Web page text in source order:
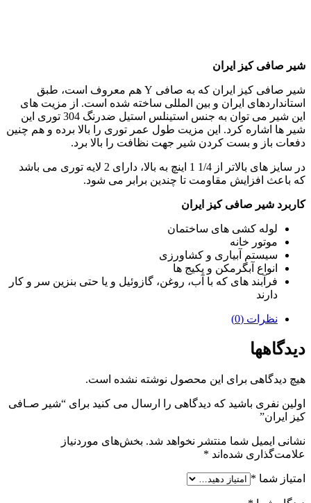
شیر صافی کیز ایران
شیر صافی کیز ایران که به صافی Y هم معروف است، طبق
استانداردهای ایران و بین المللی ساخته شده است. از مزیت های
این شیر می توان به جنس استینلس استیل ضدرنگ 304 توری این
شیر ها اشاره کرد. این مزیت طول عمر توری را بالا برده و هم چنین
دفعات باز و بست کردن شیر جهت نظافت را بالا برد.
در سایز های بالاتر از 1/4 1 اینچ به بالا، دارای 2 لایه توری می باشد
که باعث افزایش مقاومت تا چندین برابر می شود.
کاربرد شیر صافی کیز ایران
لوله کشی های ساختمان
موتور خانه
سیستم آبیاری و کشاورزی
انواع آبگرمکن و پکیج ها
فرآبند های که با آب، روغن، گازوئیل و یا حتی بنزین سر و کار
دارند
نظرات (0)
دیدگاهها
هیچ دیدگاهی برای این محصول نوشته نشده است.
اولین نفری باشید که دیدگاهی را ارسال می کنید برای “شیر صـافی
کیز ایران”
نشانی ایمیل شما منتشر نخواهد شد. بخش‌های موردنیاز
علامت‌گذاری شده‌اند *
امتیاز شما *